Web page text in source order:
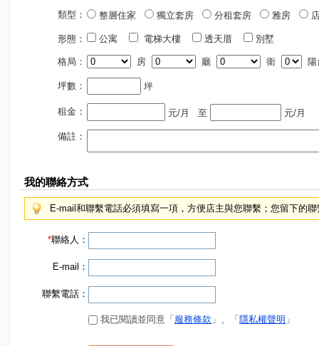
類型： 整層住家 獨立套房 分租套房 雅房
形態： 公寓 電梯大樓 透天厝 別墅
格局： 房 廳 衛 陽
坪數： 坪
租金： 元/月 至 元/月
備註：
我的聯絡方式
E-mail和聯繫電話必須填寫一項，方便店主與您聯繫；您留下的
*聯絡人：
E-mail：
聯繫電話：
我已閱讀並同意「 服務條款 」、「 隱私權聲明 」